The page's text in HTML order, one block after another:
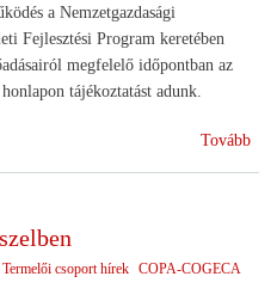
a Nemzetgazdasági
Fejlesztési Program keretében
megfelelő időpontban az
tájékoztatást adunk.
Tovább
Termelői csoport hírek COPA-COGECA